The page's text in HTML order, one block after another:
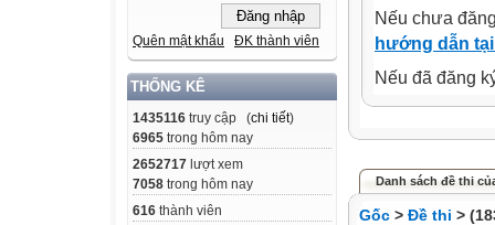
Quên mật khẩu ĐK thành viên
THỐNG KÊ
1435116 truy cập (chi tiết)
6965 trong hôm nay
2652717 lượt xem
7058 trong hôm nay
616 thành viên
Nếu chưa
hướng dẫn
Nếu đã đăng
Danh sách đề thi
Gốc > Đề thi >